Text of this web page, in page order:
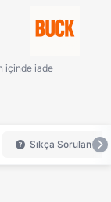
içinde iade
Sıkça Sorulan